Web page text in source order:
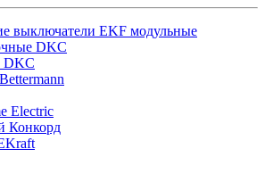
выключатели EKF модульные
DKC
DKC
Electric
Конкорд